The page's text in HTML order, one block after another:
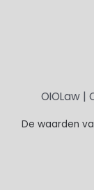
OIOLaw |
De waarden